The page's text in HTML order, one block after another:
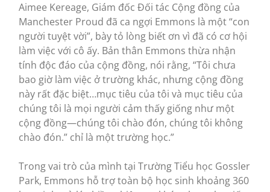
Aimee Kereage, Giám đốc Đối tác Cộng đồng của
Manchester Proud đã ca ngợi Emmons là một “con
người tuyệt vời”, bày tỏ lòng biết ơn vì đã có cơ hội
làm việc với cô ấy. Bản thân Emmons thừa nhận
tính độc đáo của cộng đồng, nói rằng, “Tôi chưa
bao giờ làm việc ở trường khác, nhưng cộng đồng
này rất đặc biệt…mục tiêu của tôi và mục tiêu của
chúng tôi là mọi người cảm thấy giống như một
cộng đồng—chúng tôi chào đón, chúng tôi không
chào đón.” chỉ là một trường học.”
Trong vai trò của mình tại Trường Tiểu học Gossler
Park, Emmons hỗ trợ toàn bộ học sinh khoảng 360